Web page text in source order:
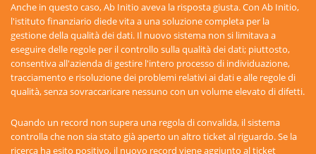
Anche in questo caso, Ab Initio aveva la risposta giusta. Con Ab Initio,
l'istituto finanziario diede vita a una soluzione completa per la
gestione della qualità dei dati. Il nuovo sistema non si limitava a
eseguire delle regole per il controllo sulla qualità dei dati; piuttosto,
consentiva all'azienda di gestire l'intero processo di individuazione,
tracciamento e risoluzione dei problemi relativi ai dati e alle regole di
qualità, senza sovraccaricare nessuno con un volume elevato di difetti.
Quando un record non supera una regola di convalida, il sistema
controlla che non sia stato già aperto un altro ticket al riguardo. Se la
ricerca ha esito positivo, il nuovo record viene aggiunto al ticket